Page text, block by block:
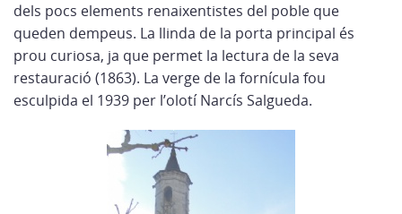
dels pocs elements renaixentistes del poble que
queden dempeus. La llinda de la porta principal és
prou curiosa, ja que permet la lectura de la seva
restauració (1863). La verge de la fornícula fou
esculpida el 1939 per l’olotí Narcís Salgueda.